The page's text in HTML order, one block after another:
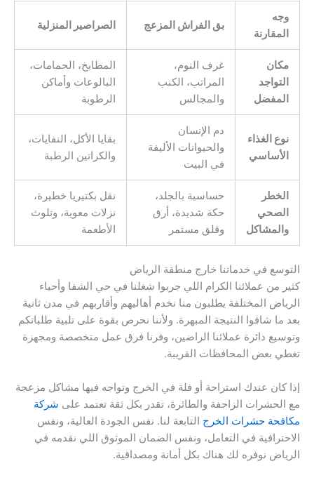
وجه
المقارنة
بق الفراش المزعج الصراصير المنزلية
مكان
التواجد
المفضل
غرف النوم،
المراتب، الكنب
والمجالس
المطابخ، الحمامات،
البالوعات وأماكن
الرطوبة
نوع الغذاء
الأساسي
دم الإنسان
والحيوانات الأليفة
في البيت
بقايا الأكل، النفايات،
والكراتين الرطبة
الخطر
الصحي
والمشاكل
حساسية بالجلد،
حكة شديدة، أرق
وقلق مستمر
نقل بكتيريا خطيرة،
نزلات معوية، وتلوث
الأطعمة
التوسع في خدماتنا خارج منطقة الرياض
كثير من عملائنا الكرام اللي جربوا شغلنا في حي الشفا وأحياء
الرياض المختلفة يطلبون منا نخدم أهاليهم وأقاربهم في مدن ثانية
بعد ما شافوا النتيجة المبهرة. ولأننا نحرص بقوة على تلبية طلباتكم
وتوسيع دائرة عملائنا الراضين، وفرنا فرق عمل متخصصة ومجهزة
تغطي بعض المحافظات القريبة.
إذا كان عندك استراحة أو فلة في الخرج وتواجه فيها مشاكل مزعجة
مع الحشرات الزاحفة والطائرة، تقدر بكل ثقة تعتمد على شركة
مكافحة حشرات الخرج التابعة لنا. نفس الجودة العالية، ونفس
الاحترافية في التعامل، ونفس الضمان الموثوق اللي نقدمه في
الرياض نوفره لك هناك بكل أمانة ومصداقية.